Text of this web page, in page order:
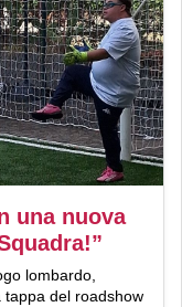
una nuova
lombardo,
tappa del roadshow